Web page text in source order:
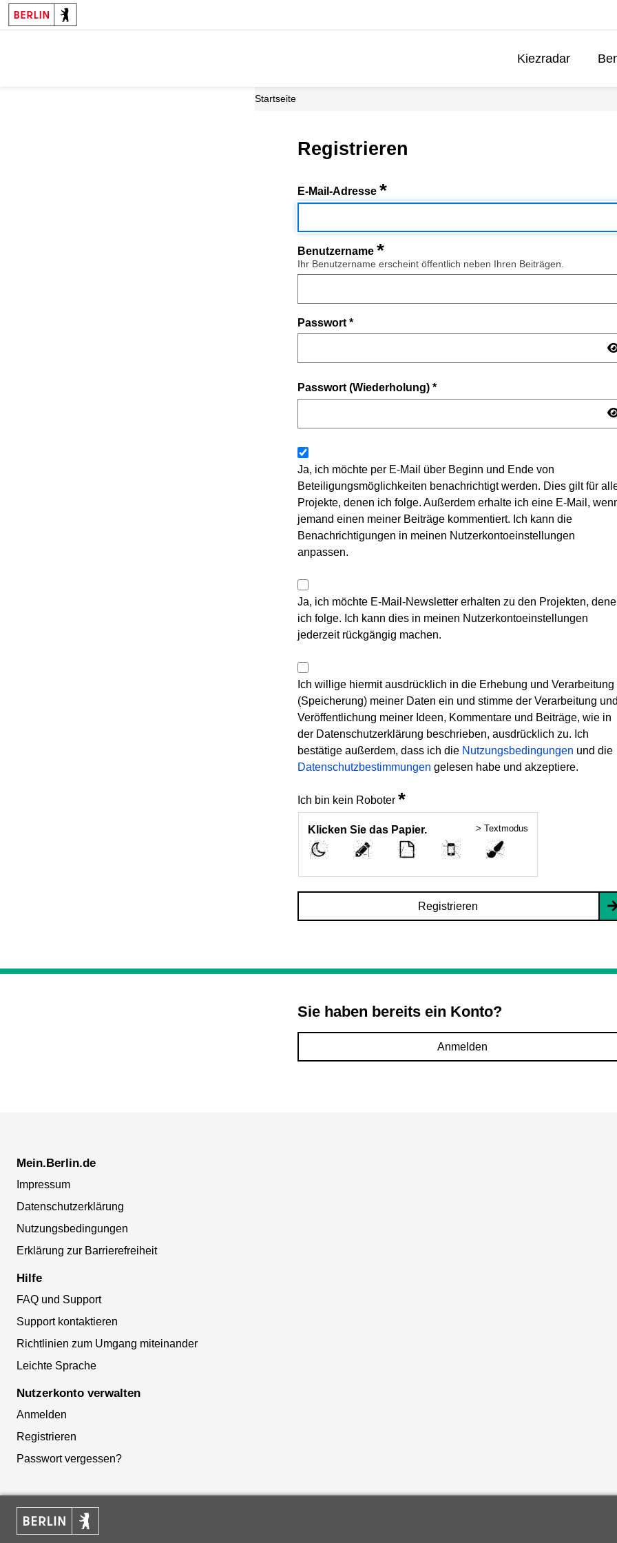
Kiezradar
Startseite
Registrieren
E-Mail-Adresse *
Benutzername *
Ihr Benutzername erscheint öffentlich neben Ihren Beiträgen.
Passwort *
Passwort (Wiederholung) *
Ja, ich möchte per E-Mail über Beginn und Ende von
Beteiligungsmöglichkeiten benachrichtigt werden. Dies gilt für
Projekte, denen ich folge. Außerdem erhalte ich eine E-Mail,
jemand einen meiner Beiträge kommentiert. Ich kann die
Benachrichtigungen in meinen Nutzerkontoeinstellungen
anpassen.
Ja, ich möchte E-Mail-Newsletter erhalten zu den Projekten,
ich folge. Ich kann dies in meinen Nutzerkontoeinstellungen
jederzeit rückgängig machen.
Ich willige hiermit ausdrücklich in die Erhebung und Verarbeitung
(Speicherung) meiner Daten ein und stimme der Verarbeitung und
Veröffentlichung meiner Ideen, Kommentare und Beiträge, wie in
der Datenschutzerklärung beschrieben, ausdrücklich zu. Ich
bestätige außerdem, dass ich die Nutzungsbedingungen und die
Datenschutzbestimmungen gelesen habe und akzeptiere.
Ich bin kein Roboter *
Klicken Sie das Papier. > Textmodus
Registrieren
Sie haben bereits ein Konto?
Anmelden
Mein.Berlin.de
Impressum
Datenschutzerklärung
Nutzungsbedingungen
Erklärung zur Barrierefreiheit
Hilfe
FAQ und Support
Support kontaktieren
Richtlinien zum Umgang miteinander
Leichte Sprache
Nutzerkonto verwalten
Anmelden
Registrieren
Passwort vergessen?